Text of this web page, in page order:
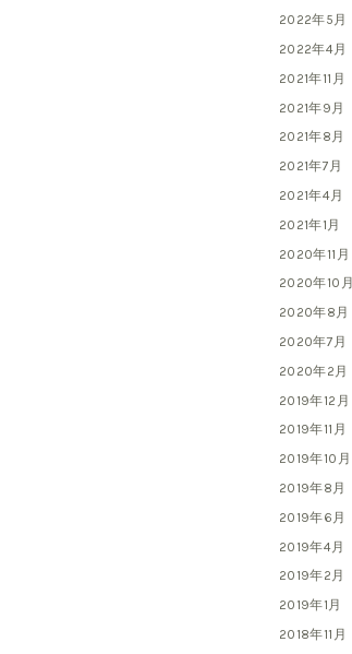
2022年5月
2022年4月
2021年11月
2021年9月
2021年8月
2021年7月
2021年4月
2021年1月
2020年11月
2020年10月
2020年8月
2020年7月
2020年2月
2019年12月
2019年11月
2019年10月
2019年8月
2019年6月
2019年4月
2019年2月
2019年1月
2018年11月